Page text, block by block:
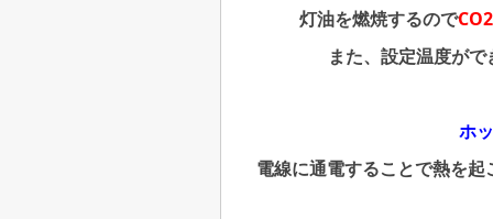
灯油を燃焼するので
また、設定温度が
ホ
電線に通電することで熱を